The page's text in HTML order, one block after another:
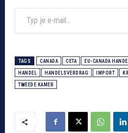
Typ je e-mail...
TAGS CANADA CETA EU-CANADA
HANDEL HANDELSVERDRAG IMPORT
TWEEDE KAMER